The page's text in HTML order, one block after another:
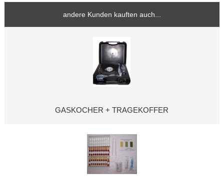
andere Kunden kauften auch...
GASKOCHER + TRAGEKOFFER